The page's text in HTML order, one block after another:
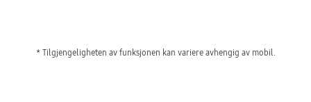
* Tilgjengeligheten av funksjonen kan variere avhengig av mobil.